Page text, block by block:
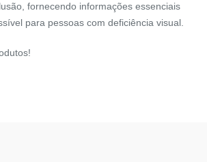
fornecendo informações essenciais
para pessoas com deficiência visual.